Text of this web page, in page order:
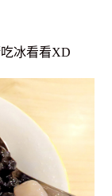
冰看看XD